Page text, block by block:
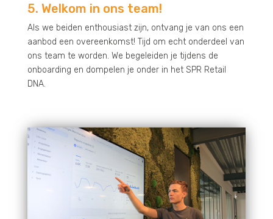
5. Welkom in ons team!
Als we beiden enthousiast zijn, ontvang je van ons een
aanbod een overeenkomst! Tijd om echt onderdeel van
ons team te worden. We begeleiden je tijdens de
onboarding en dompelen je onder in het SPR Retail
DNA.